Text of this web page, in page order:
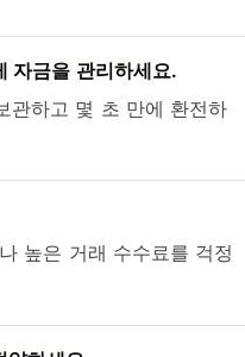
자금을 관리하세요.
관하고 몇 초 만에 환전하
높은 거래 수수료를 걱정